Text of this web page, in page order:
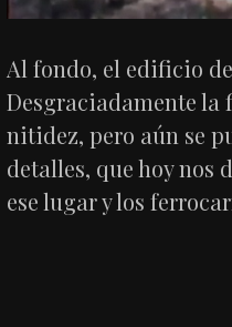
Al fondo, el edificio
Desgraciadamente
nitidez, pero aún se
detalles, que hoy nos
ese lugar y los